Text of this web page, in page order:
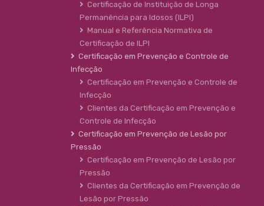
Certificação de Instituição de Longa
Permanência para Idosos (ILPI)
Manual e Referência Normativa de
Certificação de ILPI
Certificação em Prevenção e Controle de
Infecção
Certificação em Prevenção e Controle de
Infecção
Clientes da Certificação em Prevenção e
Controle de Infecção
Certificação em Prevenção de Lesão por
Pressão
Certificação em Prevenção de Lesão por
Pressão
Clientes da Certificação em Prevenção de
Lesão por Pressão